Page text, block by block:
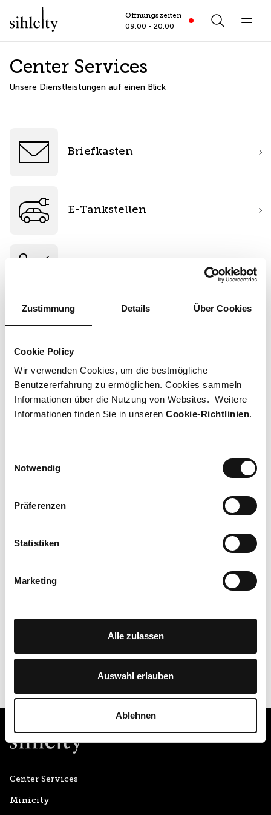
Zustimmung Details Über Cookies
Cookie Policy
Wir verwenden Cookies, um die bestmögliche
Benutzererfahrung zu ermöglichen. Cookies sammeln
Informationen über die Nutzung von Websites. Weitere
Informationen finden Sie in unseren Cookie-Richtlinien.
Notwendig
Präferenzen
Statistiken
Marketing
Alle zulassen
Auswahl erlauben
Ablehnen
Öffnungszeiten
10.8.2026
09:00 - 20:00 closed
Öffnungszeiten
Search
Center Services
Unsere Dienstleistungen auf einen Blick
Briefkasten
E-Tankstellen
Geldautomaten
Info Point
Stillraum
Center Services
Minicity